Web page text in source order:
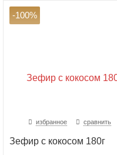
-100%
избранное сравнить
Зефир с кокосом 180г